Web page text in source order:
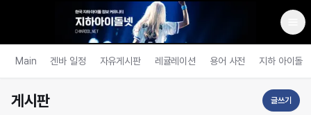
Main 겐바 일정 자유게시판 레귤레이션 용어 사전 지하 아이돌
게시판 글쓰기